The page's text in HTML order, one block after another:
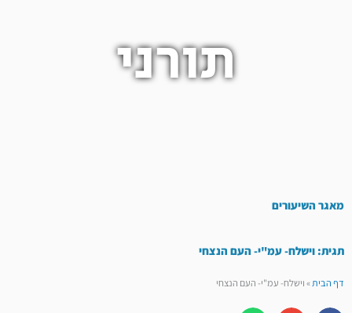
תורני
מאגר השיעורים
תגית: וישלח- עמ"י- העם הנצחי
דף הבית»וישלח- עמ"י- העם הנצחי